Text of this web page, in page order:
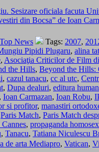
oficiala facuta
din Bocsa” de Ioan
Top News Tags: 2007,
Pipidi Plugaru, alina
, Asociaţia Criticilor de Film
the Hills, Beyond the Hills:
, cazul tanacu, cc al utc,
, Dupa dealuri, editura
, Ioan Carmazan, Ioan Robu,
si profitor, manastiri
Paris Match, Paris Match
, propaganda
, Tanacu, Tatiana Niculescu
de arta Mediapro, Vatican,